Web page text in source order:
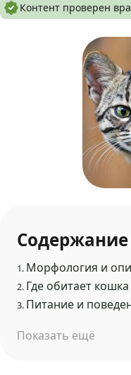
Контент проверен
Содержание
1. Морфология и
2. Где обитает
3. Питание и
Показать ещё